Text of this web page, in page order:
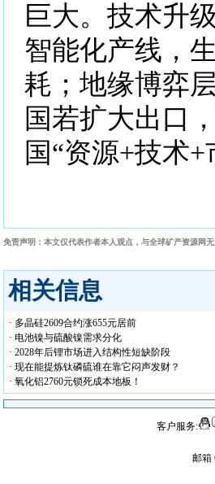
巨大。技术升
智能化产线，
耗；地缘博弈
国若扩大出口
国“资源+技术
免责声明：本文仅代表作者本人观点，与全球矿产资源网
相关信息
· 多晶硅2609合约涨655元居前
· 电池镍与硫酸镍需求分化
· 2028年后锂市场进入结构性短缺阶段
· 现在能提炼钛磷硫谁在靠它闷声发财？
· 氧化铝2760元锁死成本地板！
客户服务:
邮箱